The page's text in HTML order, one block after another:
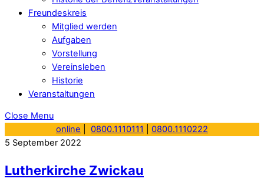
Freundeskreis
Mitglied werden
Aufgaben
Vorstellung
Vereinsleben
Historie
Veranstaltungen
Close Menu
online
0800.1110111
0800.1110222
5 September 2022
Lutherkirche Zwickau